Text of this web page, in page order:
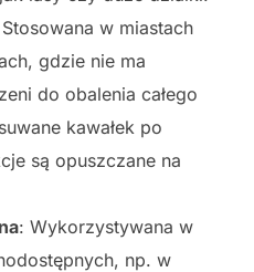
w miastach
gdzie nie ma
do obalenia całego
kawałek po
są opuszczane na
: Wykorzystywana w
np. w